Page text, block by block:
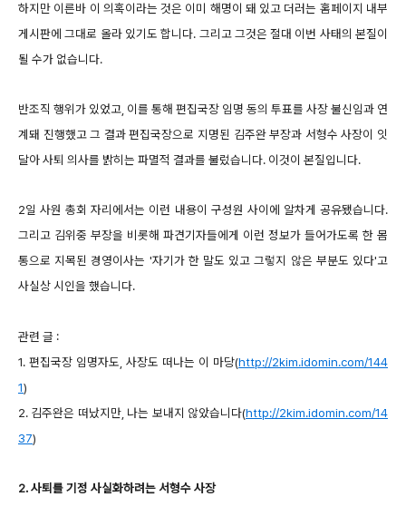
하지만 이른바 이 의혹이라는 것은 이미 해명이 돼 있고 더러는 홈페이지 내부
게시판에 그대로 올라 있기도 합니다. 그리고 그것은 절대 이번 사태의 본질이
될 수가 없습니다.
반조직 행위가 있었고, 이를 통해 편집국장 임명 동의 투표를 사장 불신임과 연
계돼 진행했고 그 결과 편집국장으로 지명된 김주완 부장과 서형수 사장이 잇
달아 사퇴 의사를 밝히는 파멸적 결과를 불렀습니다. 이것이 본질입니다.
2일 사원 총회 자리에서는 이런 내용이 구성원 사이에 알차게 공유됐습니다.
그리고 김위중 부장을 비롯해 파견기자들에게 이런 정보가 들어가도록 한 몸
통으로 지목된 경영이사는 '자기가 한 말도 있고 그렇지 않은 부분도 있다'고
사실상 시인을 했습니다.
관련 글 :
1. 편집국장 임명자도, 사장도 떠나는 이 마당(http://2kim.idomin.com/144
1)
2. 김주완은 떠났지만, 나는 보내지 않았습니다(http://2kim.idomin.com/14
37)
2. 사퇴를 기정 사실화하려는 서형수 사장